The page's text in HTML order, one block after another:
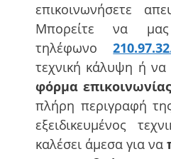
επικοινωνήσετε
Μπορείτε να
τηλέφωνο
τεχνική κάλυψη ή
φόρμα επικοινωνίας
πλήρη περιγραφή
εξειδικευμένος
καλέσει άμεσα για να